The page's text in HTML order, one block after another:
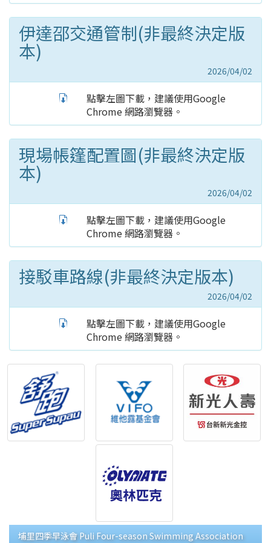
伊達邵交通管制(非最終決定版
本)
2026/04/02
點擊左圖下載，建議使用Google
Chrome 網路瀏覽器。
現場帳篷配置圖(非最終決定版
本)
2026/04/02
點擊左圖下載，建議使用Google
Chrome 網路瀏覽器。
接駁車路線(非最終決定版本)
2026/04/02
點擊左圖下載，建議使用Google
Chrome 網路瀏覽器。
埔里四季早泳會 Puli Four-season Swimming Association